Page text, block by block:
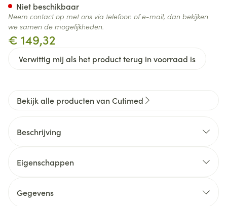
€ 149,32
Verwittig mij als het product terug in voorraad is
Niet beschikbaar
Neem contact op met ons via telefoon of e-mail, dan bekijken
we samen de mogelijkheden.
Bekijk alle producten van Cutimed
Beschrijving
Eigenschappen
Gegevens